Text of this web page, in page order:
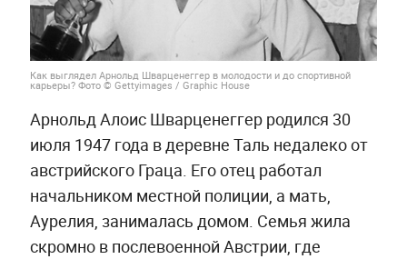
Как выглядел Арнольд Шварценеггер в молодости и до спортивной
карьеры? Фото © Gettyimages / Graphic House
Арнольд Алоис Шварценеггер родился 30
июля 1947 года в деревне Таль недалеко от
австрийского Граца. Его отец работал
начальником местной полиции, а мать,
Аурелия, занималась домом. Семья жила
скромно в послевоенной Австрии, где